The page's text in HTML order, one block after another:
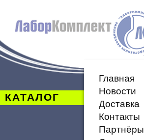
КАТАЛОГ
Главная
Новости
Доставка
Контакты
Партнёры